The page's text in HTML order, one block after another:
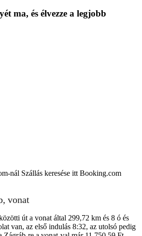
ma, és élvezze a legjobb
nál Szállás keresése itt Booking.com
vonat
út a vonat által 299,72 km és 8 ó és
van, az első indulás 8:32, az utolsó pedig